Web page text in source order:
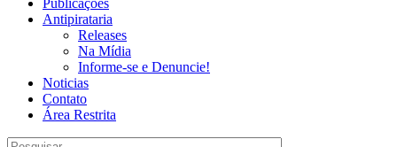
Publicações
Antipirataria
Releases
Na Mídia
Informe-se e Denuncie!
Noticias
Contato
Área Restrita